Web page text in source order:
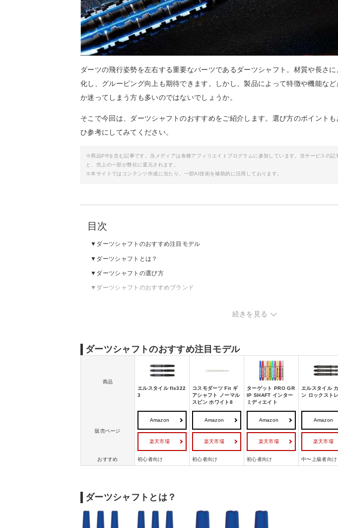
ダーツの飛行姿勢を左右する重要なパーツであるダーツシャフト。材質や長さ
化し、グルーピング向上も期待できます。しかし、製品によって特徴や機能な
か迷ってしまう方も多いのではないでしょうか。
そこで今回は、ダーツシャフトのおすすめをご紹介します。選び方のポイント
ひ参考にしてみてください。
※商品PRを含む記事です。当メディアは各種アフィリエイトプログラムに参加しています。当サービスの記
と、売上の一部が弊社に還元されます。
※本サイトではコンテンツ作成に当たり、一部AI技術を補助的に活用しております。
目次
ダーツシャフトのおすすめ注目モデル
ダーツシャフトとは？
ダーツシャフトの選び方
ダーツシャフトのおすすめブランド
続きを見る
ダーツシャフトのおすすめ注目モデル
商品
エルスタイル fls322
3
コスモダーツ Fit ギ
アシャフト ノーマル
スピン ホワイト8
ターゲット PRO GR
IP SHAFT インター
ミディエイト
エルスタイル
ン ロックスト
販売ページ
Amazon
楽天市場
Amazon
楽天市場
Amazon
楽天市場
Amazon
楽天市場
おすすめ 初心者向け 初心者向け 初心者向け 中〜上級者向け
ダーツシャフトとは？